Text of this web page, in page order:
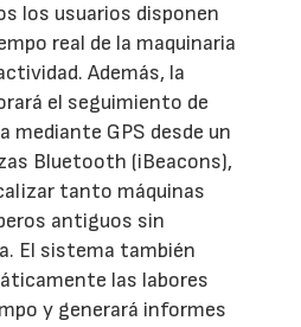
los usuarios disponen
real de la maquinaria
Además, la
el seguimiento de
mediante GPS desde un
Bluetooth (iBeacons),
tanto máquinas
antiguos sin
El sistema también
las labores
y generará informes